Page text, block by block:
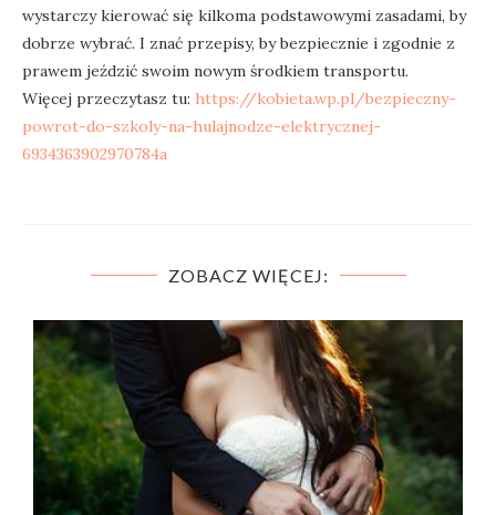
wystarczy kierować się kilkoma podstawowymi zasadami, by
dobrze wybrać. I znać przepisy, by bezpiecznie i zgodnie z
prawem jeździć swoim nowym środkiem transportu.
Więcej przeczytasz tu: https://kobieta.wp.pl/bezpieczny-
powrot-do-szkoly-na-hulajnodze-elektrycznej-
6934363902970784a
ZOBACZ WIĘCEJ: